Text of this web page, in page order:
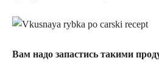
Вам надо запастись такими